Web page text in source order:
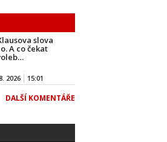
slova
A co čekat
2026 15:01
DALŠÍ KOMENTÁŘE